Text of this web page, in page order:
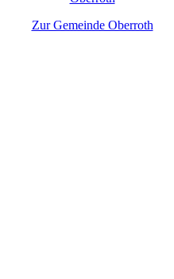
Zur Gemeinde Oberroth